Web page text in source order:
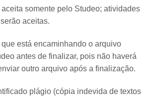
somente pelo Studeo; atividades
aceitas.
está encaminhando o arquivo
antes de finalizar, pois não haverá
outro arquivo após a finalização.
plágio (cópia indevida de textos